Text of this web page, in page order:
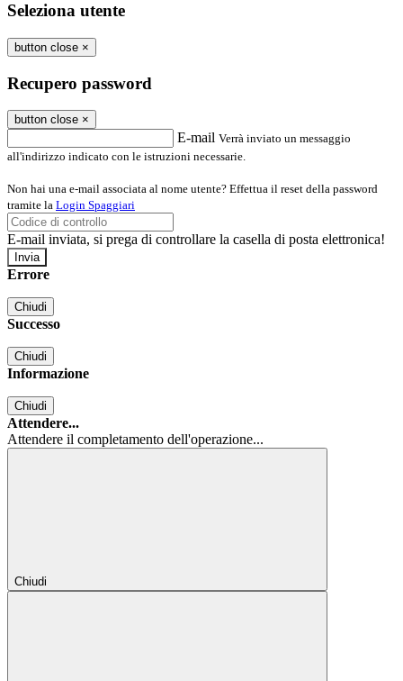
Seleziona utente
button close ×
Recupero password
button close ×
E-mail Verrà inviato un messaggio
all'indirizzo indicato con le istruzioni necessarie.
Non hai una e-mail associata al nome utente? Effettua il reset della password
tramite la Login Spaggiari
E-mail inviata, si prega di controllare la casella di posta elettronica!
Errore
Chiudi
Successo
Chiudi
Informazione
Chiudi
Attendere...
Attendere il completamento dell'operazione...
Chiudi